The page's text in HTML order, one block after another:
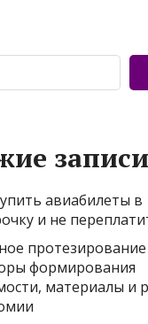
записи
авиабилеты в
и не
протезирование
формирования
материалы и